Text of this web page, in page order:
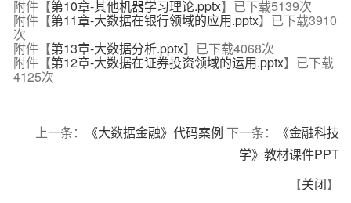
附件【第10章-其他机器学习理论.pptx】已下载5139次
附件【第11章-大数据在银行领域的应用.pptx】已下载3910
次
附件【第13章-大数据分析.pptx】已下载4068次
附件【第12章-大数据在证券投资领域的运用.pptx】已下载
4125次
上一条： 《大数据金融》代码案例 下一条：
《金融科技
学》教材课件PPT
【关闭】